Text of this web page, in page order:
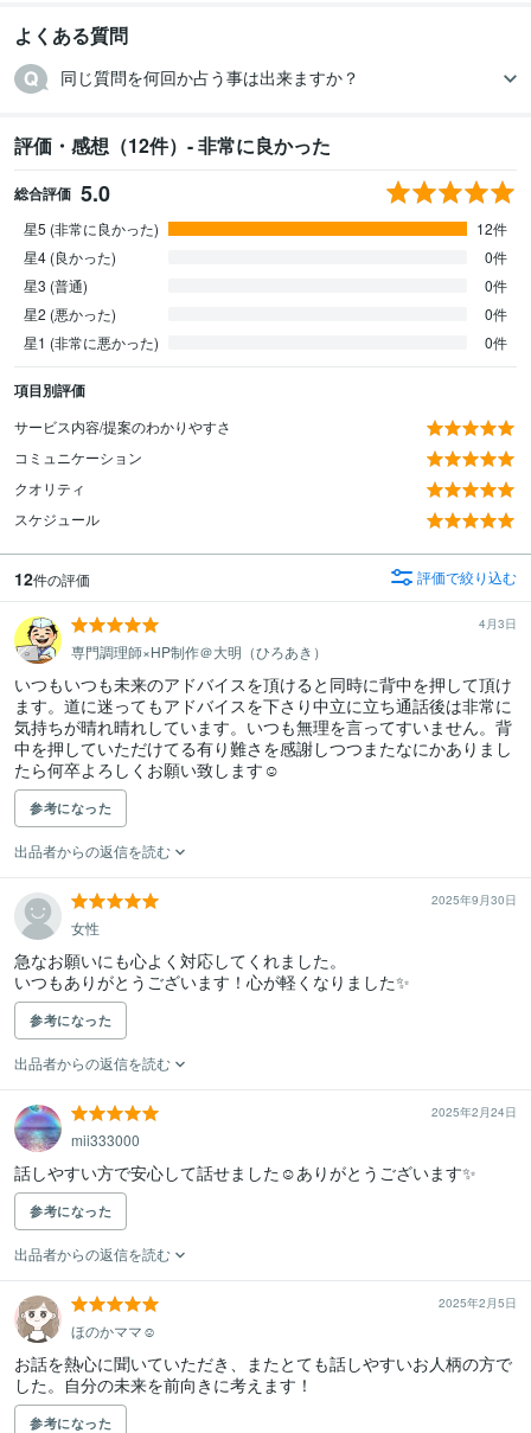
よくある質問
同じ質問を何回か占う事は出来ますか？
評価・感想（12件）- 非常に良かった
総合評価 5.0
星5 (非常に良かった)
12件
星4 (良かった)
0件
星3 (普通)
0件
星2 (悪かった)
0件
星1 (非常に悪かった)
0件
項目別評価
サービス内容/提案のわかりやすさ
コミュニケーション
クオリティ
スケジュール
12件の評価 評価で絞り込む
4月3日
専門調理師×HP制作＠大明（ひろあき）
いつもいつも未来のアドバイスを頂けると同時に背中を押して頂け
ます。道に迷ってもアドバイスを下さり中立に立ち通話後は非常に
気持ちが晴れ晴れしています。いつも無理を言ってすいません。背
中を押していただけてる有り難さを感謝しつつまたなにかありまし
たら何卒よろしくお願い致します☺︎
参考になった
出品者からの返信を読む
2025年9月30日
女性
急なお願いにも心よく対応してくれました。
いつもありがとうございます！心が軽くなりました✨
参考になった
出品者からの返信を読む
2025年2月24日
mii333000
話しやすい方で安心して話せました☺️ありがとうございます✨
参考になった
出品者からの返信を読む
2025年2月5日
ほのかママ☺️
お話を熱心に聞いていただき、またとても話しやすいお人柄の方で
した。自分の未来を前向きに考えます！
参考になった